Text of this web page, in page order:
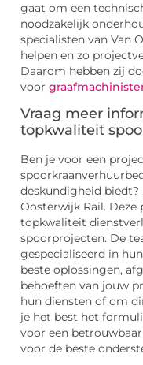
gaat om een
noodzakelijk
specialisten van Van
helpen en zo
Daarom hebben zij
voor
Vraag meer
topkwaliteit
Ben je voor een
deskundigheid
Oosterwijk Rail. Deze
topkwaliteit
spoorprojecten. De
gespecialiseerd in
beste oplossingen,
behoeften van jouw
hun diensten of om
je het best het
voor een
voor de beste